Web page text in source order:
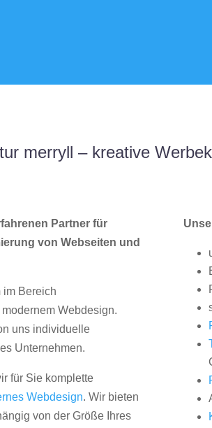
merryll – kreative
Partner für
von Webseiten und
im Bereich
Webdesign.
uns individuelle
Unternehmen.
für Sie komplette
Webdesign. Wir bieten
von der Größe Ihres